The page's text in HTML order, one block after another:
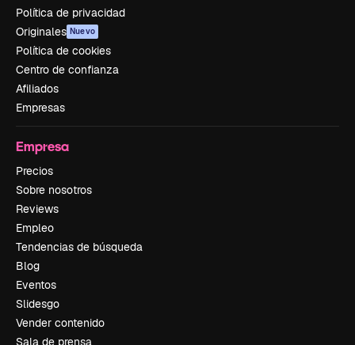
Política de privacidad
Originales Nuevo
Política de cookies
Centro de confianza
Afiliados
Empresas
Empresa
Precios
Sobre nosotros
Reviews
Empleo
Tendencias de búsqueda
Blog
Eventos
Slidesgo
Vender contenido
Sala de prensa